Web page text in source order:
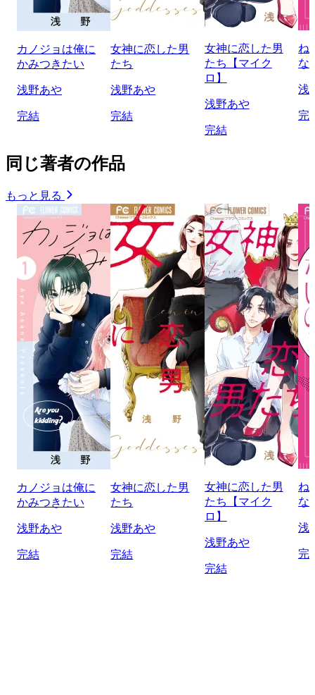
カノジョは俺に
かみつきたい
浅野あや
完結
女神に恋した男
たち
浅野あや
完結
女神に恋した男
たち【マイク
ロ】
浅野あや
完結
ね
な
浅
完
同じ著者の作品
もっと見る
カノジョは俺に
かみつきたい
浅野あや
完結
女神に恋した男
たち
浅野あや
完結
女神に恋した男
たち【マイク
ロ】
浅野あや
完結
ね
な
浅
完